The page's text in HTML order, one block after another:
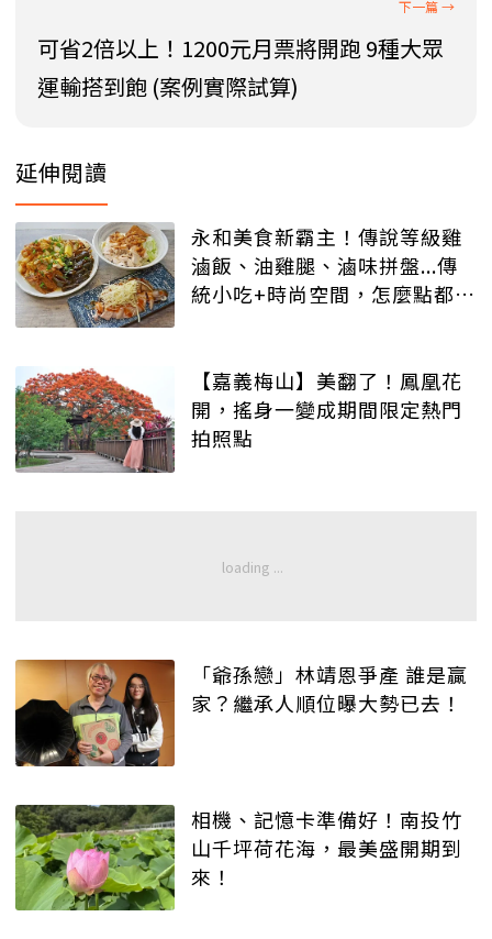
可省2倍以上！1200元月票將開跑 9種大眾
運輸搭到飽 (案例實際試算)
延伸閱讀
永和美食新霸主！傳說等級雞
滷飯、油雞腿、滷味拼盤...傳
統小吃+時尚空間，怎麼點都好
【嘉義梅山】美翻了！鳳凰花
開，搖身一變成期間限定熱門
拍照點
「爺孫戀」林靖恩爭產 誰是贏
家？繼承人順位曝大勢已去！
相機、記憶卡準備好！南投竹
山千坪荷花海，最美盛開期到
來！